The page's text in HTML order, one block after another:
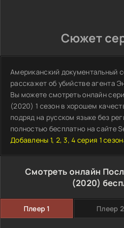
Сюжет
Американский документальный
расскажет об убийстве агента
Вы можете смотреть онлайн
(2020) 1 сезон в хорошем
подряд на русском языке без
полностью бесплатно на сайте
Добавлены 1, 2, 3, 4 серия 1
Смотреть онлайн
(2020)
Плеер 1 Плеер 2